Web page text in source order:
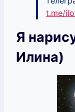
t.me/
Я
Илина)